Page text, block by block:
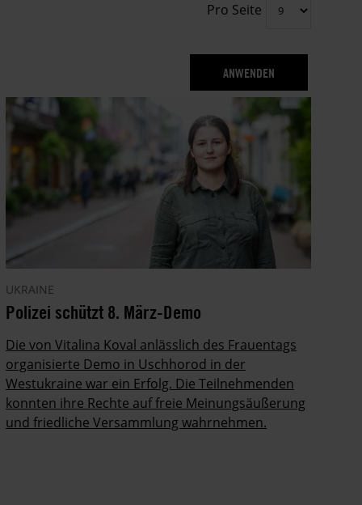
Pro Seite
UKRAINE
Polizei schützt 8. März-Demo
Die von Vitalina Koval anlässlich des Frauentags
organisierte Demo in Uschhorod in der
Westukraine war ein Erfolg. Die Teilnehmenden
konnten ihre Rechte auf freie Meinungsäußerung
und friedliche Versammlung wahrnehmen.